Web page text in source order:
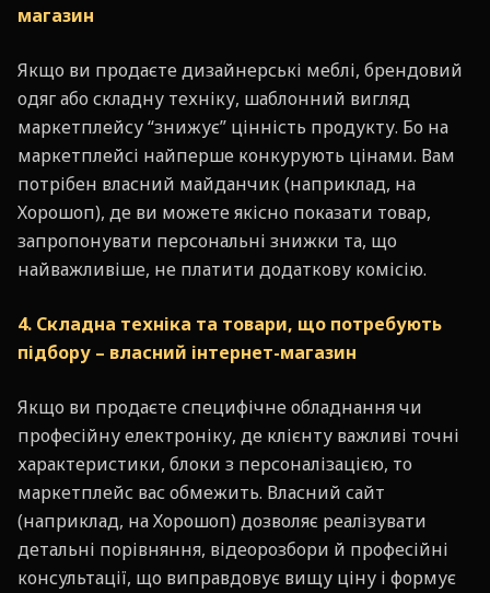
магазин
Якщо ви продаєте дизайнерські меблі, брендовий
одяг або складну техніку, шаблонний вигляд
маркетплейсу “знижує” цінність продукту. Бо на
маркетплейсі найперше конкурують цінами. Вам
потрібен власний майданчик (наприклад, на
Хорошоп), де ви можете якісно показати товар,
запропонувати персональні знижки та, що
найважливіше, не платити додаткову комісію.
4. Складна техніка та товари, що потребують
підбору – власний інтернет-магазин
Якщо ви продаєте специфічне обладнання чи
професійну електроніку, де клієнту важливі точні
характеристики, блоки з персоналізацією, то
маркетплейс вас обмежить. Власний сайт
(наприклад, на Хорошоп) дозволяє реалізувати
детальні порівняння, відеорозбори й професійні
консультації, що виправдовує вищу ціну і формує